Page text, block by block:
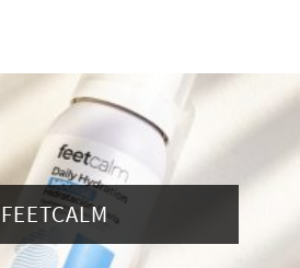
FEETCALM